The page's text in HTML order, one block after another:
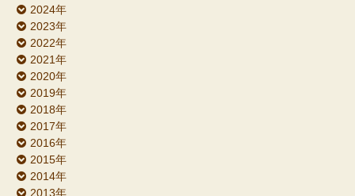
2024年
2023年
2022年
2021年
2020年
2019年
2018年
2017年
2016年
2015年
2014年
2013年